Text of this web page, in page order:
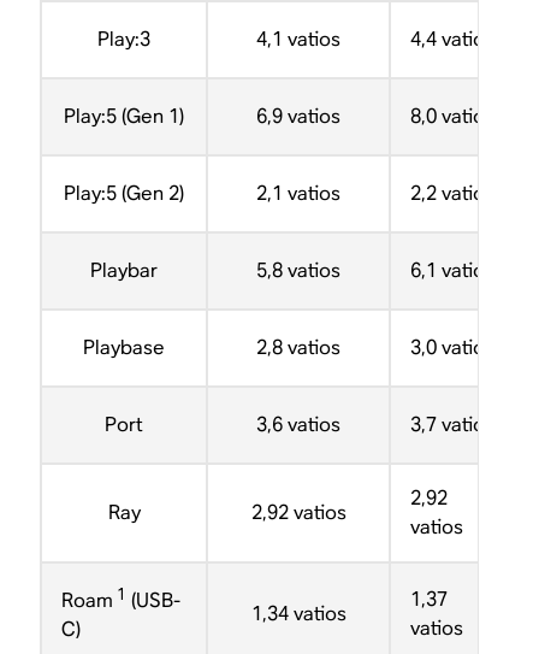
Play:3 4,1 vatios 4,4 vatios
Play:5 (Gen 1) 6,9 vatios 8,0 vatios
Play:5 (Gen 2) 2,1 vatios 2,2 vatios
Playbar 5,8 vatios 6,1 vatios
Playbase 2,8 vatios 3,0 vatios
Port 3,6 vatios 3,7 vatios
Ray 2,92 vatios
2,92
vatios
Roam 1 (USB-
C)
1,34 vatios
1,37
vatios